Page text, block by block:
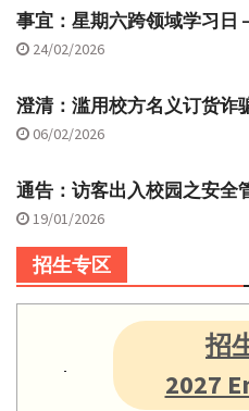
事宜：星期六跨领域学习日
24/02/2026
澄清：滥用校方名义订货诈
06/02/2026
通告：访客出入校园之安全
19/01/2026
招生专区
招
2027